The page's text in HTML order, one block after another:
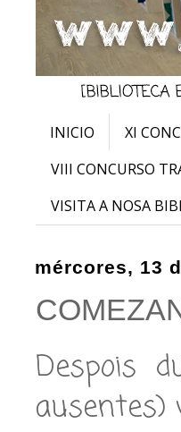
INICIO
XI
VIII CONCURSO
VISITA A NOSA
mércores, 13
Despois
ausentes)